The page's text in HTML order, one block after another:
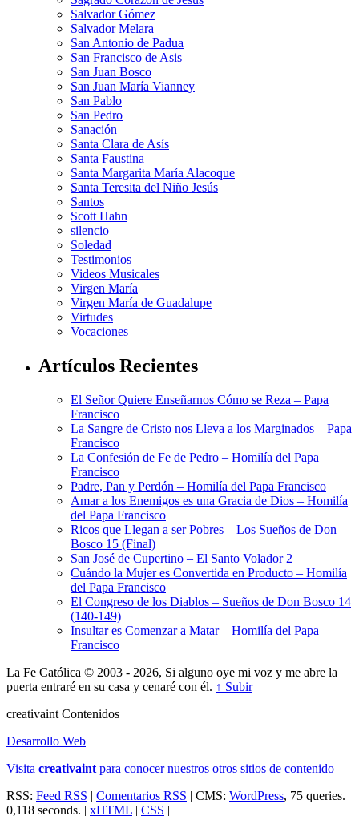
Salvador Gómez
Salvador Melara
San Antonio de Padua
San Francisco de Asis
San Juan Bosco
San Juan María Vianney
San Pablo
San Pedro
Sanación
Santa Clara de Asís
Santa Faustina
Santa Margarita María Alacoque
Santa Teresita del Niño Jesús
Santos
Scott Hahn
silencio
Soledad
Testimonios
Videos Musicales
Virgen María
Virgen María de Guadalupe
Virtudes
Vocaciones
Artículos Recientes
El Señor Quiere Enseñarnos Cómo se Reza – Papa
Francisco
La Sangre de Cristo nos Lleva a los Marginados – Papa
Francisco
La Confesión de Fe de Pedro – Homilía del Papa
Francisco
Padre, Pan y Perdón – Homilía del Papa Francisco
Amar a los Enemigos es una Gracia de Dios – Homilía
del Papa Francisco
Ricos que Llegan a ser Pobres – Los Sueños de Don
Bosco 15 (Final)
San José de Cupertino – El Santo Volador 2
Cuándo la Mujer es Convertida en Producto – Homilía
del Papa Francisco
El Congreso de los Diablos – Sueños de Don Bosco 14
(140-149)
Insultar es Comenzar a Matar – Homilía del Papa
Francisco
La Fe Católica © 2003 - 2026, Si alguno oye mi voz y me abre la
puerta entraré en su casa y cenaré con él. ↑ Subir
creativaint Contenidos
Desarrollo Web
Visita creativaint para conocer nuestros otros sitios de contenido
RSS: Feed RSS | Comentarios RSS | CMS: WordPress, 75 queries.
0,118 seconds. | xHTML | CSS |